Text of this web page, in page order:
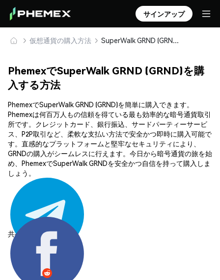
サインアップ
仮想通貨の購入方法 SuperWalk GRND (GRND) を安全に購入・保管
PhemexでSuperWalk GRND (GRND)を購
入する方法
PhemexでSuperWalk GRND (GRND)を簡単に購入できます。
Phemexは何百万人もの信頼を得ている最も効率的な暗号通貨取引
所です。クレジットカード、銀行振込、サードパーティーサービ
ス、P2P取引など、柔軟な支払い方法で安全かつ即時に購入可能で
す。直感的なプラットフォームと堅牢なセキュリティにより、
GRNDの購入がシームレスに行えます。今日から暗号通貨の旅を始
め、PhemexでSuperWalk GRNDを安全かつ自信を持って購入しま
しょう。
共有する: